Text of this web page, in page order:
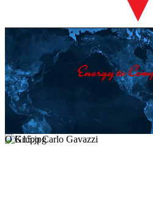
O Grupo Carlo Gavazzi